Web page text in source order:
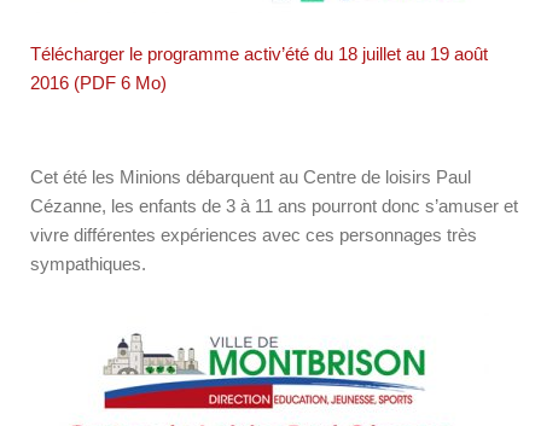
Télécharger le programme activ’été du 18 juillet au 19 août
2016 (PDF 6 Mo)
Cet été les Minions débarquent au Centre de loisirs Paul
Cézanne, les enfants de 3 à 11 ans pourront donc s’amuser et
vivre différentes expériences avec ces personnages très
sympathiques.